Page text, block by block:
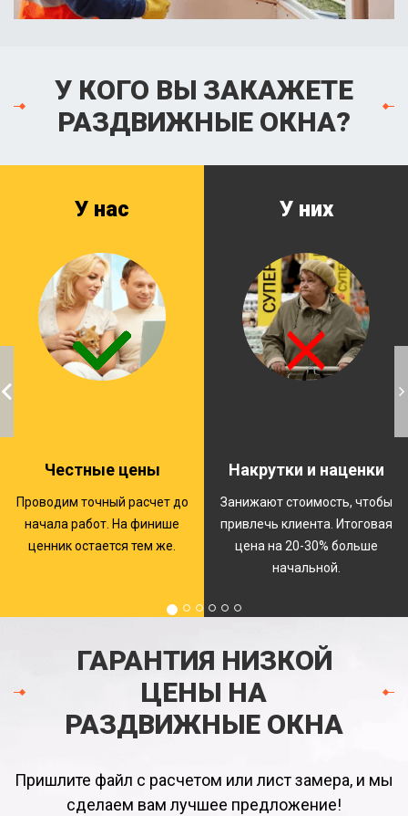
У КОГО ВЫ ЗАКАЖЕТЕ
РАЗДВИЖНЫЕ ОКНА?
У нас
Честные цены
Проводим точный расчет до
начала работ. На финише
ценник остается тем же.
У них
Накрутки и наценки
Занижают стоимость, чтобы
привлечь клиента. Итоговая
цена на 20-30% больше
начальной.
ГАРАНТИЯ НИЗКОЙ
ЦЕНЫ НА
РАЗДВИЖНЫЕ ОКНА
Пришлите файл с расчетом или лист замера, и мы
сделаем вам лучшее предложение!